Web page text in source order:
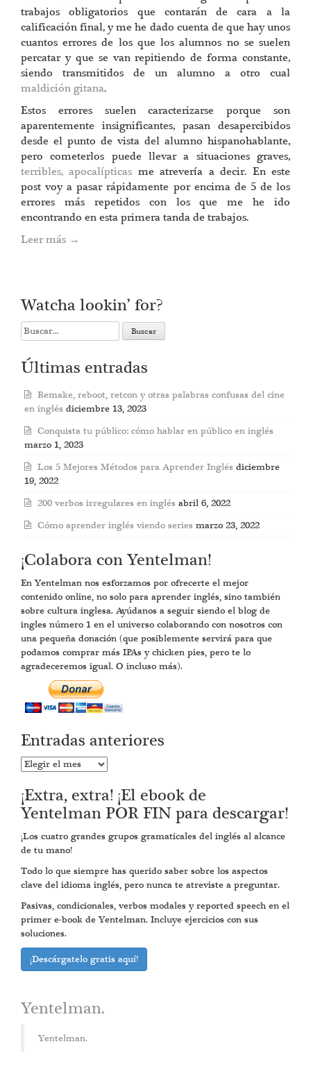
trabajos obligatorios que contarán de cara a la
calificación final, y me he dado cuenta de que hay unos
cuantos errores de los que los alumnos no se suelen
percatar y que se van repitiendo de forma constante,
siendo transmitidos de un alumno a otro cual
maldición gitana.
Estos errores suelen caracterizarse porque son
aparentemente insignificantes, pasan desapercibidos
desde el punto de vista del alumno hispanohablante,
pero cometerlos puede llevar a situaciones graves,
terribles, apocalípticas me atrevería a decir. En este
post voy a pasar rápidamente por encima de 5 de los
errores más repetidos con los que me he ido
encontrando en esta primera tanda de trabajos.
Leer más →
Watcha lookin’ for?
Search
for:
Últimas entradas
Remake, reboot, retcon y otras palabras confusas del cine
en inglés diciembre 13, 2023
Conquista tu público: cómo hablar en público en inglés
marzo 1, 2023
Los 5 Mejores Métodos para Aprender Inglés diciembre
19, 2022
200 verbos irregulares en inglés abril 6, 2022
Cómo aprender inglés viendo series marzo 23, 2022
¡Colabora con Yentelman!
En Yentelman nos esforzamos por ofrecerte el mejor
contenido online, no solo para aprender inglés, sino también
sobre cultura inglesa. Ayúdanos a seguir siendo el blog de
ingles número 1 en el universo colaborando con nosotros con
una pequeña donación (que posiblemente servirá para que
podamos comprar más IPAs y chicken pies, pero te lo
agradeceremos igual. O incluso más).
Entradas anteriores
Entradas
¡Extra, extra! ¡El ebook de
Yentelman POR FIN para descargar!
¡Los cuatro grandes grupos gramaticales del inglés al alcance
de tu mano!
Todo lo que siempre has querido saber sobre los aspectos
clave del idioma inglés, pero nunca te atreviste a preguntar.
Pasivas, condicionales, verbos modales y reported speech en el
primer e-book de Yentelman. Incluye ejercicios con sus
soluciones.
¡Descárgatelo gratis aquí!
Yentelman.
Yentelman.